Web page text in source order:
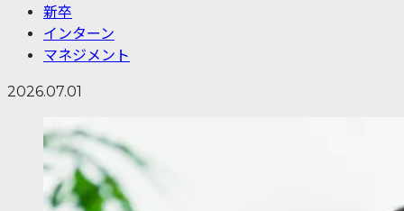
新卒
インターン
マネジメント
2026.07.01